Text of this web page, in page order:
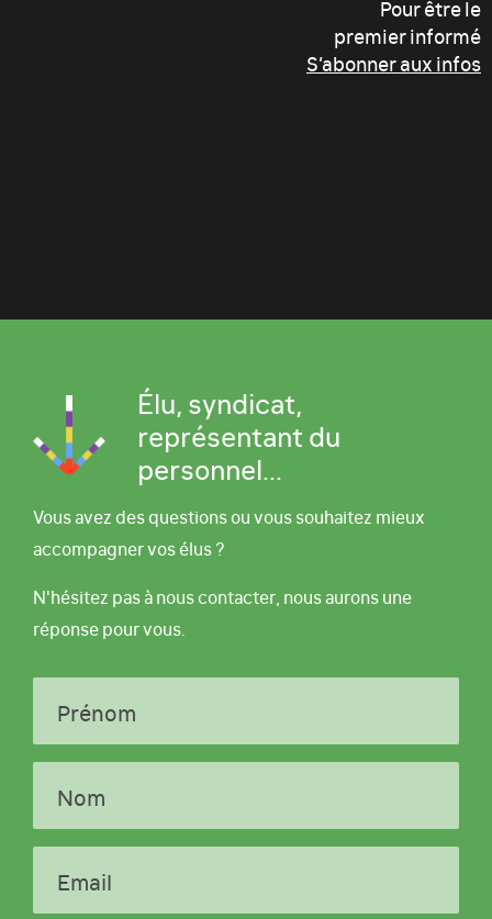
Pour être le
premier informé
S’abonner aux infos
Élu, syndicat,
représentant du
personnel...
Vous avez des questions ou vous souhaitez mieux
accompagner vos élus ?
N'hésitez pas à nous contacter, nous aurons une
réponse pour vous.
Prénom
Nom
Email